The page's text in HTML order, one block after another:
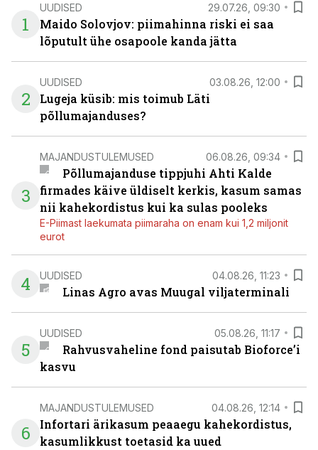
1
UUDISED 29.07.26, 09:30
Maido Solovjov: piimahinna riski ei saa
lõputult ühe osapoole kanda jätta
2
UUDISED 03.08.26, 12:00
Lugeja küsib: mis toimub Läti
põllumajanduses?
3
MAJANDUSTULEMUSED 06.08.26, 09:34
Põllumajanduse tippjuhi Ahti Kalde
firmades käive üldiselt kerkis, kasum samas
nii kahekordistus kui ka sulas pooleks
E-Piimast laekumata piimaraha on enam kui 1,2 miljonit
eurot
4 UUDISED 04.08.26, 11:23
Linas Agro avas Muugal viljaterminali
5
UUDISED 05.08.26, 11:17
Rahvusvaheline fond paisutab Bioforce’i
kasvu
6
MAJANDUSTULEMUSED 04.08.26, 12:14
Infortari ärikasum peaaegu kahekordistus,
kasumlikkust toetasid ka uued